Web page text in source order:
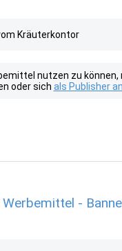
Kräuterkontor
nutzen zu können,
oder sich als Publisher
-